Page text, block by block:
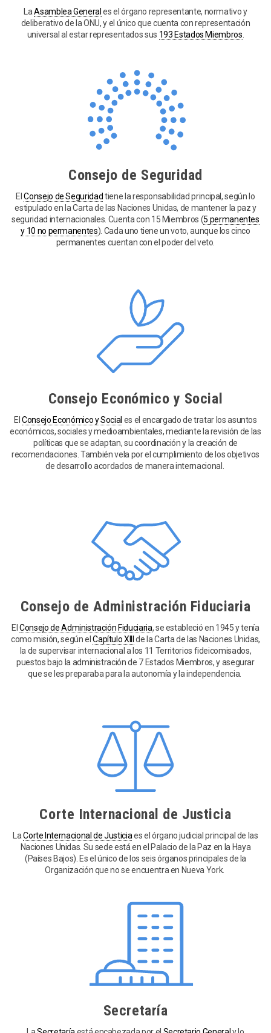
LaAsamblea General es el órgano representante, normativo y
deliberativo de la ONU, y el único que cuenta con representación
universal al estar representados sus 193 Estados Miembros.
Consejo de Seguridad
ElConsejo de Seguridad tiene la responsabilidad principal, según lo
estipulado en la Carta de las Naciones Unidas, de mantener la paz y
seguridad internacionales. Cuenta con 15 Miembros (5 permanentes
y 10 no permanentes). Cada uno tiene un voto, aunque los cinco
permanentes cuentan con el poder del veto.
Consejo Económico y Social
ElConsejo Económico y Social es el encargado de tratar los asuntos
económicos, sociales y medioambientales, mediante la revisión de las
políticas que se adaptan, su coordinación y la creación de
recomendaciones. También vela por el cumplimiento de los objetivos
de desarrollo acordados de manera internacional.
Consejo de Administración Fiduciaria
ElConsejo de Administración Fiduciaria, se estableció en 1945 y tenía
como misión, según elCapítulo XIII
de la Carta de las Naciones Unidas,
la de supervisar internacional a los 11 Territorios fideicomisados,
puestos bajo la administración de 7 Estados Miembros, y asegurar
que se les preparaba para la autonomía y la independencia.
Corte Internacional de Justicia
LaCorte Internacional de Justiciaes el órgano judicial principal de las
Naciones Unidas. Su sede está en el Palacio de la Paz en la Haya
(Países Bajos). Es el único de los seis órganos principales de la
Organización que no se encuentra en Nueva York.
Secretaría